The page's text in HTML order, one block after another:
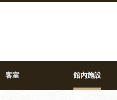
客室 館内施設